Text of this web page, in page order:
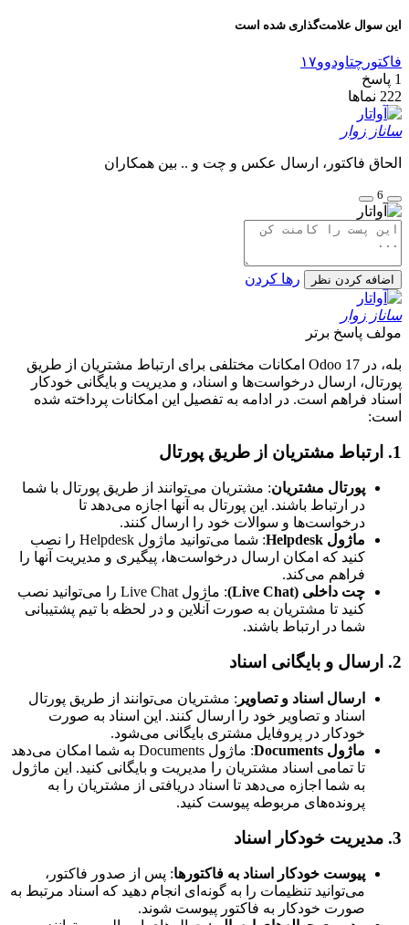
این سوال علامت‌گذاری شده است
فاکتور چتاودوو۱۷
1 پاسخ
222 نماها
ساناز زوار
الحاق فاکتور، ارسال عکس و چت و .. بین همکاران
6
اضافه کردن نظر رها کردن
ساناز زوار
مولف پاسخ برتر
بله، در Odoo 17 امکانات مختلفی برای ارتباط مشتریان از طریق
پورتال، ارسال درخواست‌ها و اسناد، و مدیریت و بایگانی خودکار
اسناد فراهم است. در ادامه به تفصیل این امکانات پرداخته شده
است:
1. ارتباط مشتریان از طریق پورتال
پورتال مشتریان: مشتریان می‌توانند از طریق پورتال با شما
در ارتباط باشند. این پورتال به آنها اجازه می‌دهد تا
درخواست‌ها و سوالات خود را ارسال کنند.
ماژول Helpdesk
: شما می‌توانید ماژول Helpdesk را نصب
کنید که امکان ارسال درخواست‌ها، پیگیری و مدیریت آنها را
فراهم می‌کند.
چت داخلی (Live Chat)
: ماژول Live Chat را می‌توانید نصب
کنید تا مشتریان به صورت آنلاین و در لحظه با تیم پشتیبانی
شما در ارتباط باشند.
2. ارسال و بایگانی اسناد
ارسال اسناد و تصاویر : مشتریان می‌توانند از طریق پورتال
اسناد و تصاویر خود را ارسال کنند. این اسناد به صورت
خودکار در پروفایل مشتری بایگانی می‌شود.
ماژول Documents
: ماژول Documents به شما امکان می‌دهد
تا تمامی اسناد مشتریان را مدیریت و بایگانی کنید. این ماژول
به شما اجازه می‌دهد تا اسناد دریافتی از مشتریان را به
پرونده‌های مربوطه پیوست کنید.
3. مدیریت خودکار اسناد
پیوست خودکار اسناد به فاکتورها: پس از صدور فاکتور،
می‌توانید تنظیمات را به گونه‌ای انجام دهید که اسناد مرتبط به
صورت خودکار به فاکتور پیوست شوند.